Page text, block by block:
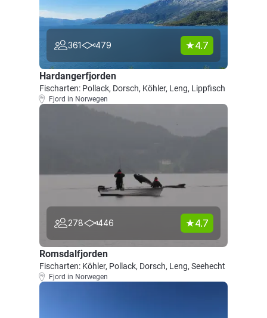
361 479 4.7
Hardangerfjorden
Fischarten: Pollack, Dorsch, Köhler, Leng, Lippfisch
Fjord in Norwegen
278 446 4.7
Romsdalfjorden
Fischarten: Köhler, Pollack, Dorsch, Leng, Seehecht
Fjord in Norwegen